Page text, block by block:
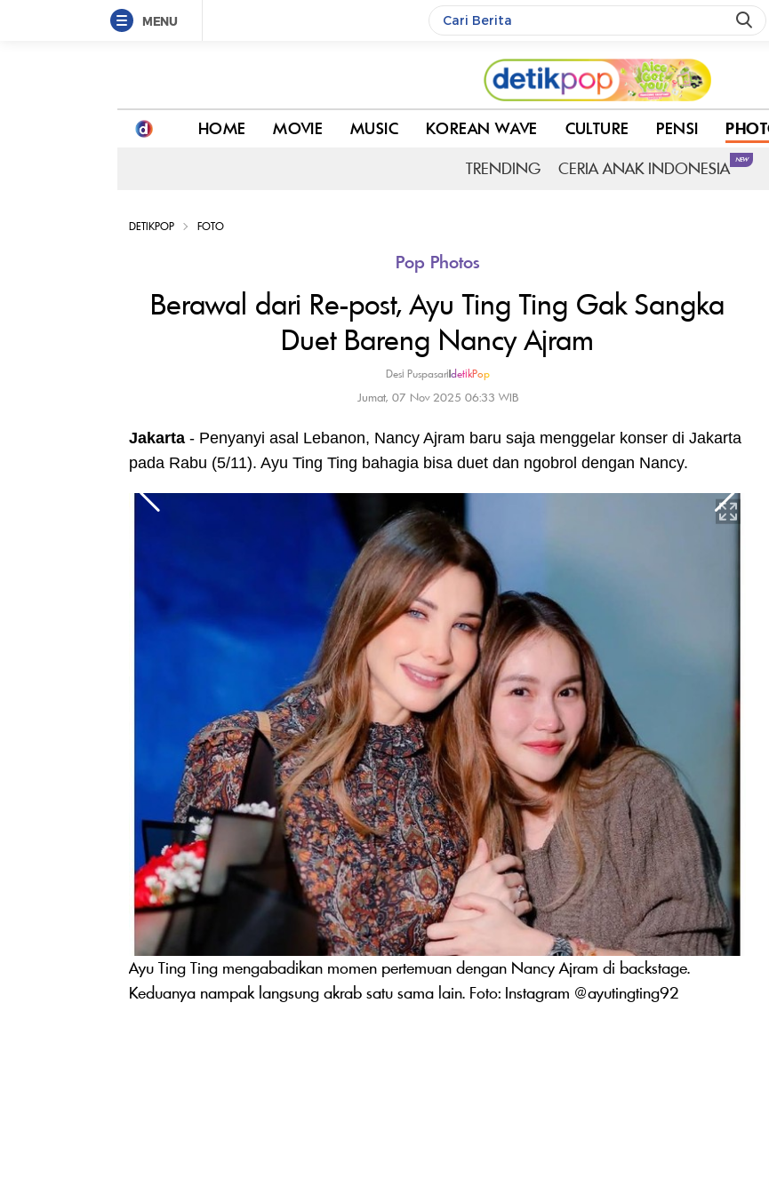
MENU
HOME MOVIE MUSIC KOREAN WAVE CULTURE PENSI
TRENDING
CERIA ANAK INDONESIA NEW
Berawal dari Re-post, Ayu Ting Ting Gak Sangka Duet Bareng Nancy Ajram
DETIKPOP FOTO
Pop Photos
Berawal dari Re-post, Ayu Ting Ting Gak Sangka
Duet Bareng Nancy Ajram
Desi Puspasari|detikPop
Jumat, 07 Nov 2025 06:33 WIB
Jakarta - Penyanyi asal Lebanon, Nancy Ajram baru saja menggelar konser di Jakarta
pada Rabu (5/11). Ayu Ting Ting bahagia bisa duet dan ngobrol dengan Nancy.
Ayu Ting Ting mengabadikan momen pertemuan dengan Nancy Ajram di backstage.
Keduanya nampak langsung akrab satu sama lain. Foto: Instagram @ayutingting92